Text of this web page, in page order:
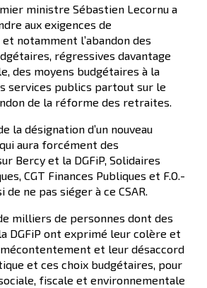
ministre Sébastien Lecornu a
aux exigences de
notamment l’abandon des
régressives davantage
des moyens budgétaires à la
services publics partout sur le
de la réforme des retraites.
la désignation d’un nouveau
aura forcément des
Bercy et la DGFiP, Solidaires
CGT Finances Publiques et F.O.-
de ne pas siéger à ce CSAR.
milliers de personnes dont des
DGFiP ont exprimé leur colère et
et leur désaccord
et ces choix budgétaires, pour
fiscale et environnementale